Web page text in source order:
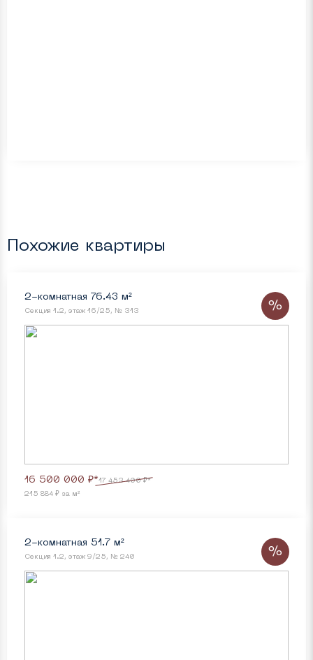
Похожие квартиры
2-комнатная 76.43 м²
Секция 1.2, этаж 16/25, № 313
16 500 000 ₽*17 453 400 ₽*
215 884 ₽ за м²
%
2-комнатная 51.7 м²
Секция 1.2, этаж 9/25, № 240 %